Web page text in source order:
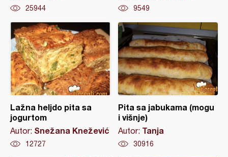
25944 9549
Lažna heljdo pita sa
jogurtom
Autor: Snežana Knežević
12727
Pita sa jabukama (mogu
i višnje)
Autor: Tanja
30916